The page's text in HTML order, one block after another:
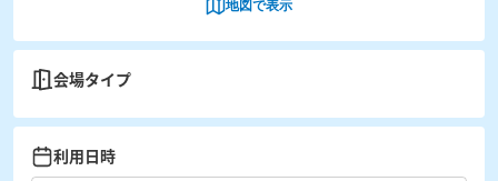
地図で表示
会場タイプ
利用日時